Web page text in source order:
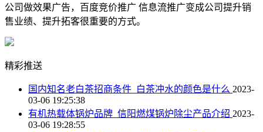
公司做效果广告，百度竞价推广 信息流推广变成公司提升销
售业绩、提升拓客很重要的方式。
精彩推送
国内知名老白茶招商条件_白茶冲水的颜色是什么 2023-
03-06 19:25:38
有机热载体锅炉品牌_信阳燃煤锅炉除尘产品介绍 2023-
03-06 19:28:55